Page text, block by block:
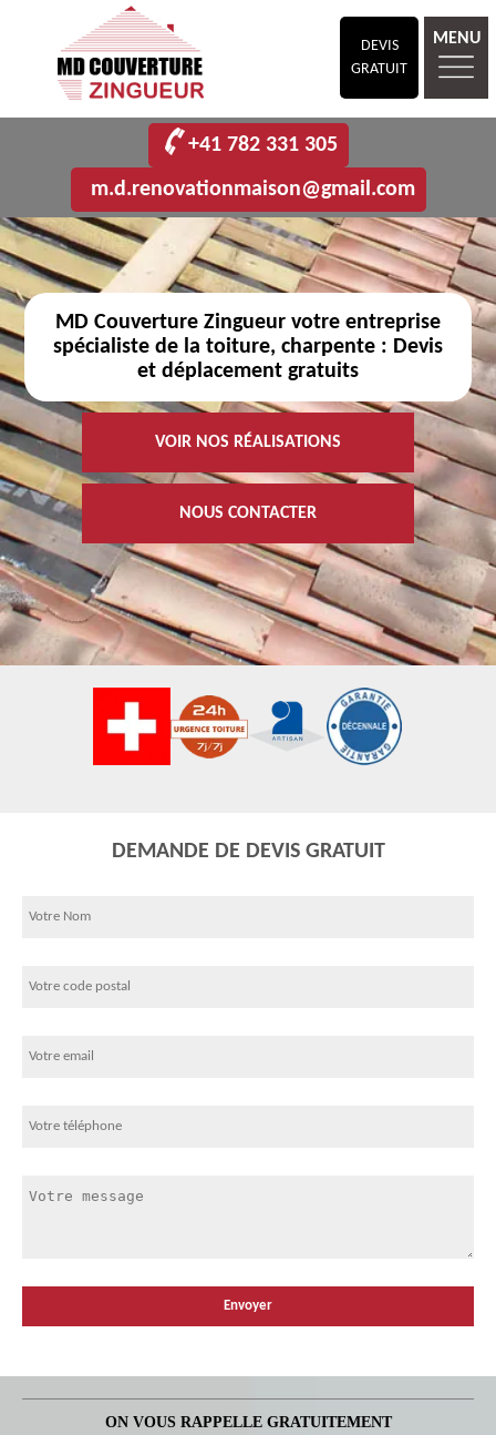
DEVIS
GRATUIT
MENU
+41 782 331 305
m.d.renovationmaison@gmail.com
MD Couverture Zingueur votre entreprise
spécialiste de la toiture, charpente : Devis
et déplacement gratuits
VOIR NOS RÉALISATIONS
NOUS CONTACTER
DEMANDE DE DEVIS GRATUIT
ON VOUS RAPPELLE GRATUITEMENT